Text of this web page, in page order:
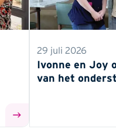
29 juli 2026
Ivonne en Joy
van het